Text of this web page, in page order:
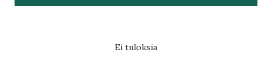
Ei tuloksia